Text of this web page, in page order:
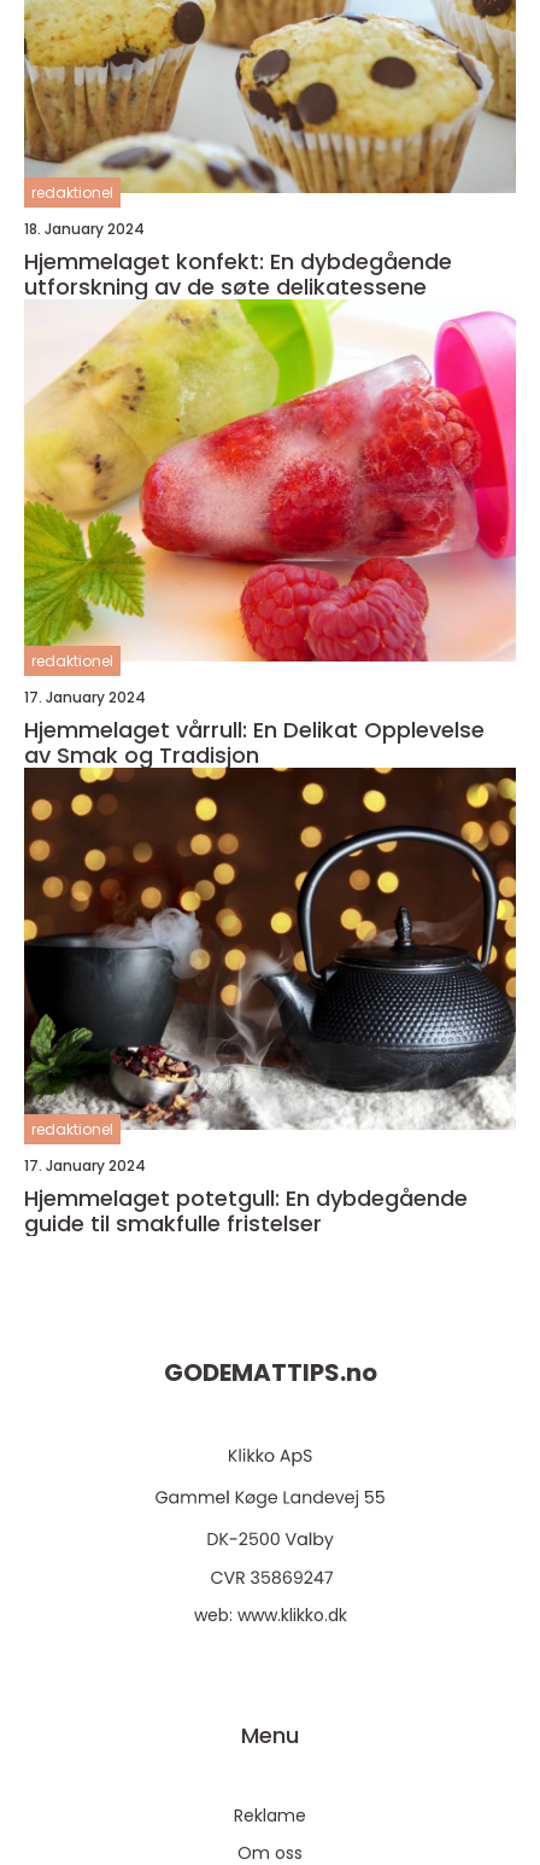
redaktionel
18. January 2024
Hjemmelaget konfekt: En dybdegående
utforskning av de søte delikatessene
redaktionel
17. January 2024
Hjemmelaget vårrull: En Delikat Opplevelse
av Smak og Tradisjon
redaktionel
17. January 2024
Hjemmelaget potetgull: En dybdegående
guide til smakfulle fristelser
GODEMATTIPS.no
web: www.klikko.dk
Menu
Reklame
Om oss